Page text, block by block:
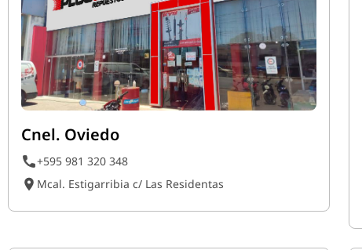
Cnel. Oviedo
+595 981 320 348
Mcal. Estigarribia c/ Las Residentas